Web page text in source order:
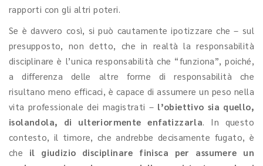
rapporti con gli altri poteri.
Se è davvero così, si può cautamente ipotizzare che – sul
presupposto, non detto, che in realtà la responsabilità
disciplinare è l’unica responsabilità che “funziona”, poiché,
a differenza delle altre forme di responsabilità che
risultano meno efficaci, è capace di assumere un peso nella
vita professionale dei magistrati – l’obiettivo sia quello,
isolandola, di ulteriormente enfatizzarla. In questo
contesto, il timore, che andrebbe decisamente fugato, è
che il giudizio disciplinare finisca per assumere un